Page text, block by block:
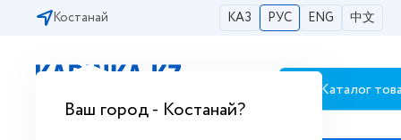
Костанай КАЗ РУС ENG 中文
Ваш город - Костанай?
Бесплатная доставка по городам РК
Каталог